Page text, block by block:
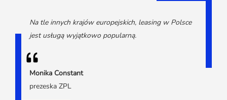
Na tle innych krajów europejskich, leasing w Polsce
jest usługą wyjątkowo popularną.
Monika Constant
prezeska ZPL